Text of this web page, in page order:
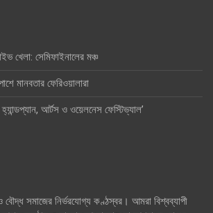
খেলা: সেমিফাইনালের মঞ্চ
মানবতার ফেরিওয়ালারা
আর্টস ও ওয়েলনেস ফেস্টিভ্যাল’
সমাজের নির্ভরযোগ্য কণ্ঠস্বর। আমরা বিশ্বব্যাপী